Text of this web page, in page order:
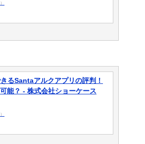
るSantaアルクアプリの評判！
能？ - 株式会社ショーケース